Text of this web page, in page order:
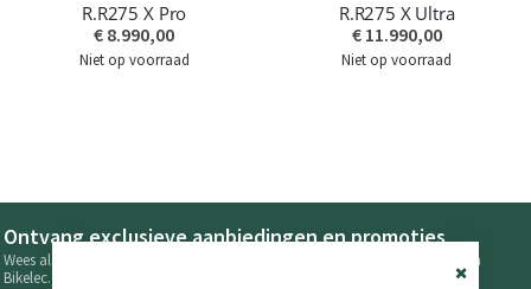
R.R275 X Pro
€ 8.990,00
Niet op voorraad
R.R275 X Ultra
€ 11.990,00
Niet op voorraad
Ontvang exclusieve aanbiedingen en promoties
Wees als eerste op de hoogte van de laatste nieuwtjes en aanbiedingen van
Bikelec.